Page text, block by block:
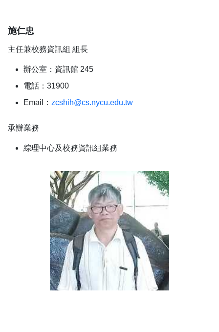
施仁忠
主任兼校務資訊組 組長
辦公室：資訊館 245
電話：31900
Email： zcshih@cs.nycu.edu.tw
承辦業務
綜理中心及校務資訊組業務